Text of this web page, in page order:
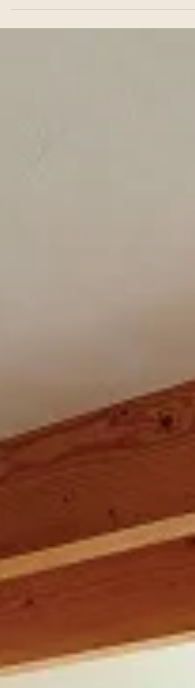
フルリノベ